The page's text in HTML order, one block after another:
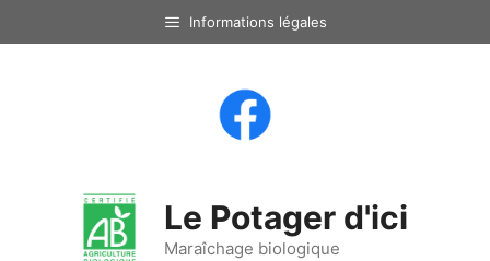
au
Informations légales
Le Potager d'ici
Maraîchage biologique